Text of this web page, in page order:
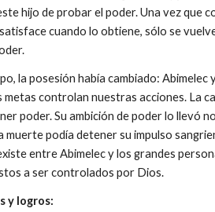
hijo de probar el poder. Una vez que
cuando lo obtiene, sólo se
la posesión había cambiado: Abimelec
metas controlan nuestras acciones. La
poder. Su ambición de poder lo llevó
muerte podía detener su impulso
entre Abimelec y los grandes
a ser controlados por Dios.
y logros: